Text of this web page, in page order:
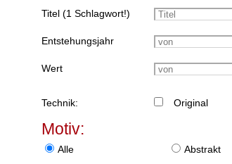
Titel (1 Schlagwort!)
Entstehungsjahr
Wert
Technik: Original
Motiv:
Alle Abstrakt